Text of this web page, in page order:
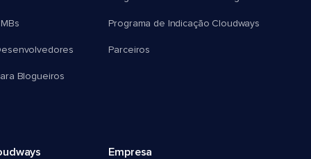
Blogueiros
Programa de Indicação Cloudways
Parceiros
Empresa